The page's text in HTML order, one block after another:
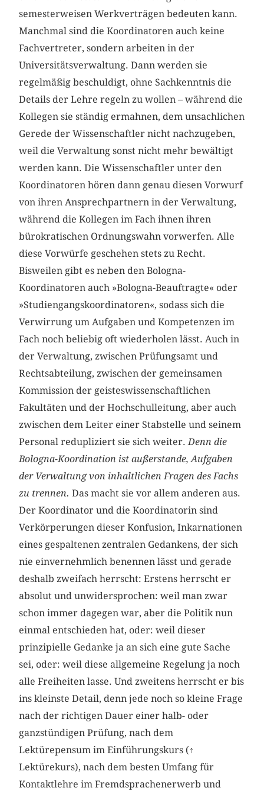
semesterweisen Werkverträgen bedeuten kann.
Manchmal sind die Koordinatoren auch keine
Fachvertreter, sondern arbeiten in der
Universitätsverwaltung. Dann werden sie
regelmäßig beschuldigt, ohne Sachkenntnis die
Details der Lehre regeln zu wollen – während die
Kollegen sie ständig ermahnen, dem unsachlichen
Gerede der Wissenschaftler nicht nachzugeben,
weil die Verwaltung sonst nicht mehr bewältigt
werden kann. Die Wissenschaftler unter den
Koordinatoren hören dann genau diesen Vorwurf
von ihren Ansprechpartnern in der Verwaltung,
während die Kollegen im Fach ihnen ihren
bürokratischen Ordnungswahn vorwerfen. Alle
diese Vorwürfe geschehen stets zu Recht.
Bisweilen gibt es neben den Bologna-
Koordinatoren auch »Bologna-Beauftragte« oder
»Studiengangskoordinatoren«, sodass sich die
Verwirrung um Aufgaben und Kompetenzen im
Fach noch beliebig oft wiederholen lässt. Auch in
der Verwaltung, zwischen Prüfungsamt und
Rechtsabteilung, zwischen der gemeinsamen
Kommission der geisteswissenschaftlichen
Fakultäten und der Hochschulleitung, aber auch
zwischen dem Leiter einer Stabstelle und seinem
Personal redupliziert sie sich weiter.Denn die
Bologna-Koordination ist außerstande, Aufgaben
der Verwaltung von inhaltlichen Fragen des Fachs
zu trennen. Das macht sie vor allem anderen aus.
Der Koordinator und die Koordinatorin sind
Verkörperungen dieser Konfusion, Inkarnationen
eines gespaltenen zentralen Gedankens, der sich
nie einvernehmlich benennen lässt und gerade
deshalb zweifach herrscht: Erstens herrscht er
absolut und unwidersprochen: weil man zwar
schon immer dagegen war, aber die Politik nun
einmal entschieden hat, oder: weil dieser
prinzipielle Gedanke ja an sich eine gute Sache
sei, oder: weil diese allgemeine Regelung ja noch
alle Freiheiten lasse. Und zweitens herrscht er bis
ins kleinste Detail, denn jede noch so kleine Frage
nach der richtigen Dauer einer halb- oder
ganzstündigen Prüfung, nach dem
Lektürepensum im Einführungskurs (↑
Lektürekurs), nach dem besten Umfang für
Kontaktlehre im Fremdsprachenerwerb und